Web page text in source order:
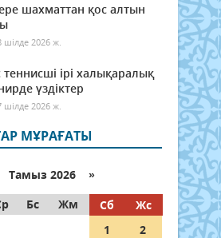
шахматтан қос алтын
шілде 2026 ж.
ірі халықаралық
үздіктер
шілде 2026 ж.
МҰРАҒАТЫ
Тамыз 2026 »
Бс Жм Сб
Жс
1
2